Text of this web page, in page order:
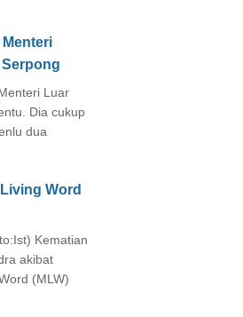
Luar
Dia cukup
dua
Word
Kematian
akibat
(MLW)